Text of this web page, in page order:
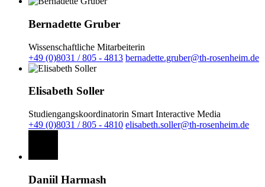
Bernadette Gruber
Wissenschaftliche Mitarbeiterin
+49 (0)8031 / 805 - 4813 bernadette.gruber@th-rosenheim.de
Elisabeth Soller
Studiengangskoordinatorin Smart Interactive Media
+49 (0)8031 / 805 - 4810 elisabeth.soller@th-rosenheim.de
Daniil Harmash